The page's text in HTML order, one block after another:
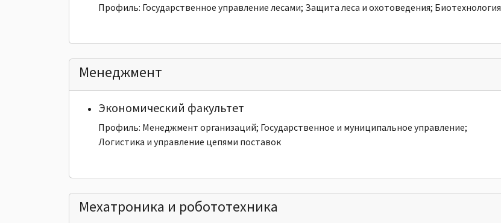
Профиль: Государственное управление лесами; Защита леса и охотоведения; Биотехнология
Менеджмент
Экономический факультет
Профиль: Менеджмент организаций; Государственное и муниципальное управление;
Логистика и управление цепями поставок
Мехатроника и робототехника